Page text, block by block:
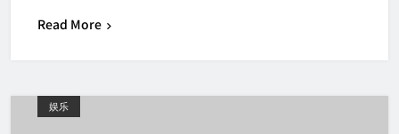
Read More
娱乐